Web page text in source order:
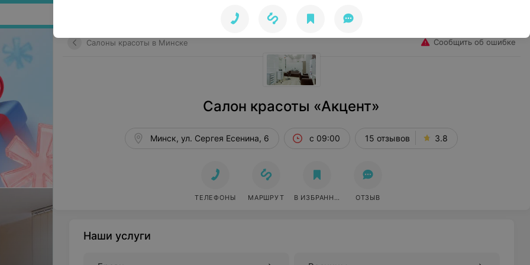
Салоны красоты в Минске Сообщить об ошибке
Салон красоты «Акцент»
Минск, ул. Сергея Есенина, 6 с 09:00 15 отзывов 3.8
ТЕЛЕФОНЫ МАРШРУТ В ИЗБРАННОЕ ОТЗЫВ
Наши услуги